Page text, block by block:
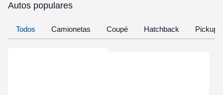
Autos populares
Todos Camionetas Coupé Hatchback Pickup